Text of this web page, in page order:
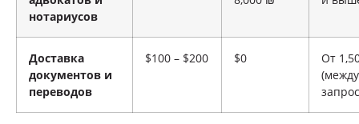
нотариусов
Доставка
документов и
переводов
$100 – $200 $0
От